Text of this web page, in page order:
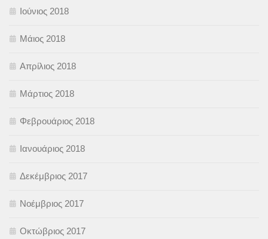
Ιούνιος 2018
Μάιος 2018
Απρίλιος 2018
Μάρτιος 2018
Φεβρουάριος 2018
Ιανουάριος 2018
Δεκέμβριος 2017
Νοέμβριος 2017
Οκτώβριος 2017